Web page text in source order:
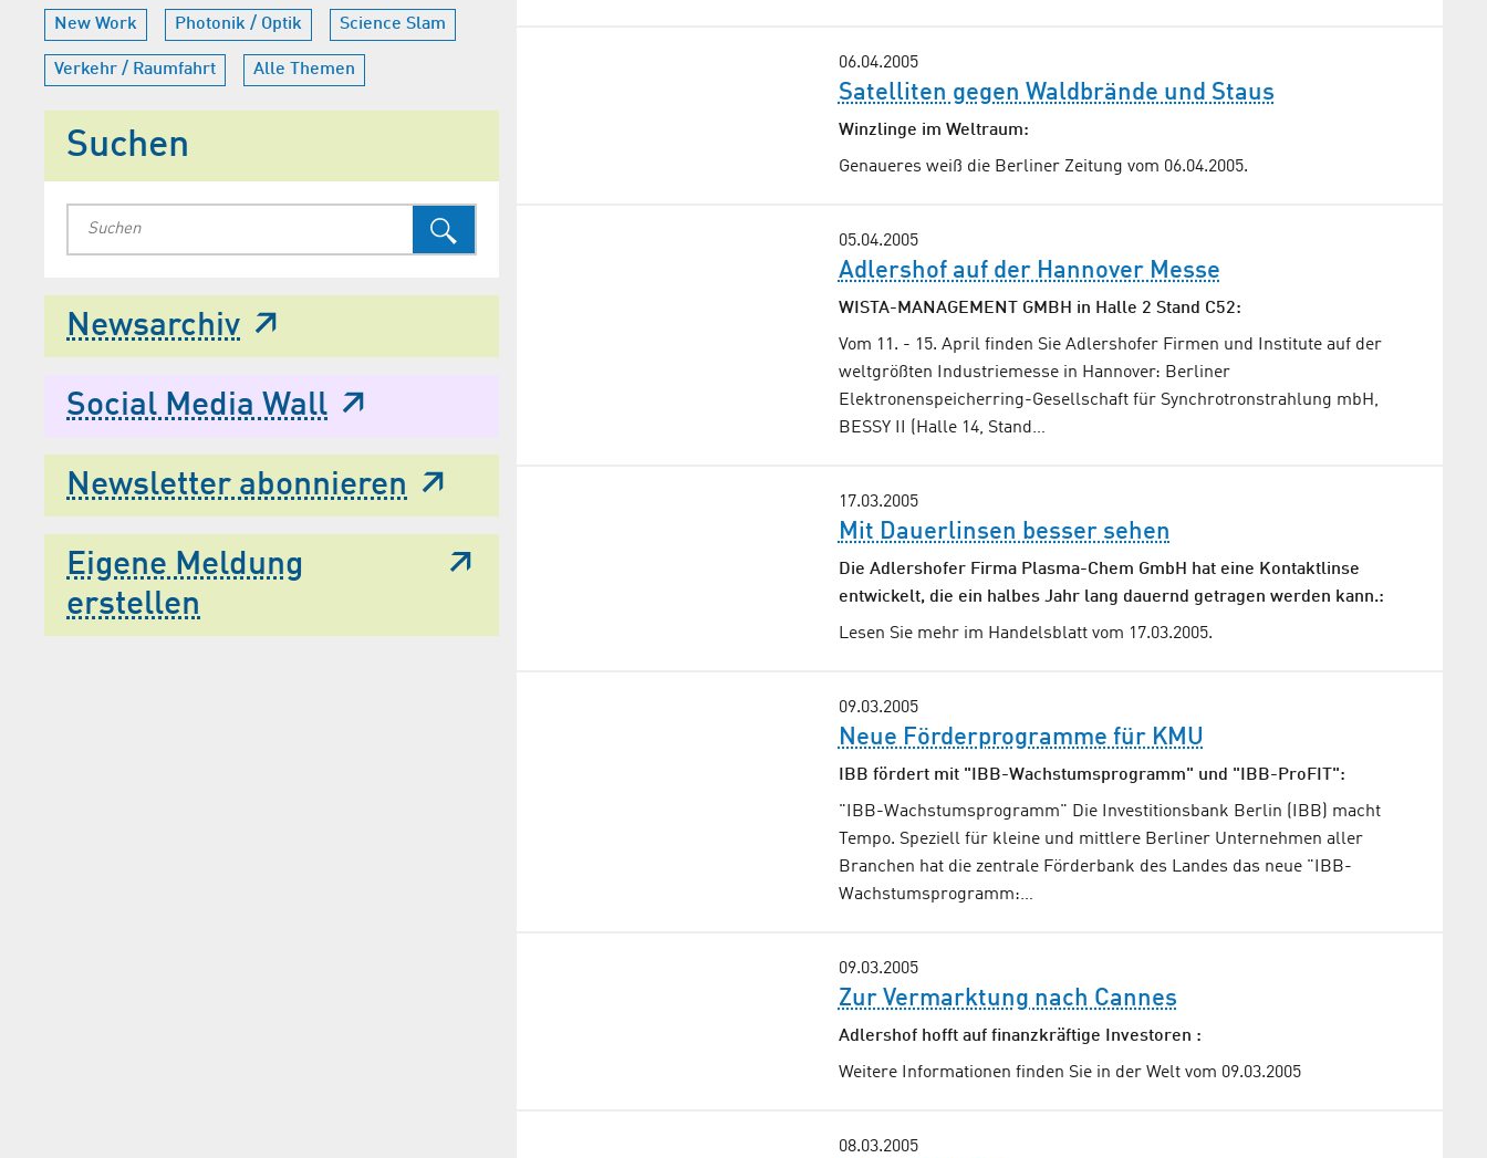
New Work Photonik / Optik Science Slam
Verkehr / Raumfahrt Alle Themen
Suchen
Newsarchiv
Social Media Wall
Newsletter abonnieren
Eigene Meldung
erstellen
06.04.2005
Satelliten gegen Waldbrände und Staus
Winzlinge im Weltraum:
Genaueres weiß die Berliner Zeitung vom 06.04.2005.
05.04.2005
Adlershof auf der Hannover Messe
WISTA-MANAGEMENT GMBH in Halle 2 Stand C52:
Vom 11. - 15. April finden Sie Adlershofer Firmen und Institute auf der
weltgrößten Industriemesse in Hannover: Berliner
Elektronenspeicherring-Gesellschaft für Synchrotronstrahlung mbH,
BESSY II (Halle 14, Stand…
17.03.2005
Mit Dauerlinsen besser sehen
Die Adlershofer Firma Plasma-Chem GmbH hat eine Kontaktlinse
entwickelt, die ein halbes Jahr lang dauernd getragen werden kann.:
Lesen Sie mehr im Handelsblatt vom 17.03.2005.
09.03.2005
Neue Förderprogramme für KMU
IBB fördert mit "IBB-Wachstumsprogramm" und "IBB-ProFIT":
"IBB-Wachstumsprogramm" Die Investitionsbank Berlin (IBB) macht
Tempo. Speziell für kleine und mittlere Berliner Unternehmen aller
Branchen hat die zentrale Förderbank des Landes das neue "IBB-
Wachstumsprogramm:…
09.03.2005
Zur Vermarktung nach Cannes
Adlershof hofft auf finanzkräftige Investoren :
Weitere Informationen finden Sie in der Welt vom 09.03.2005
08.03.2005